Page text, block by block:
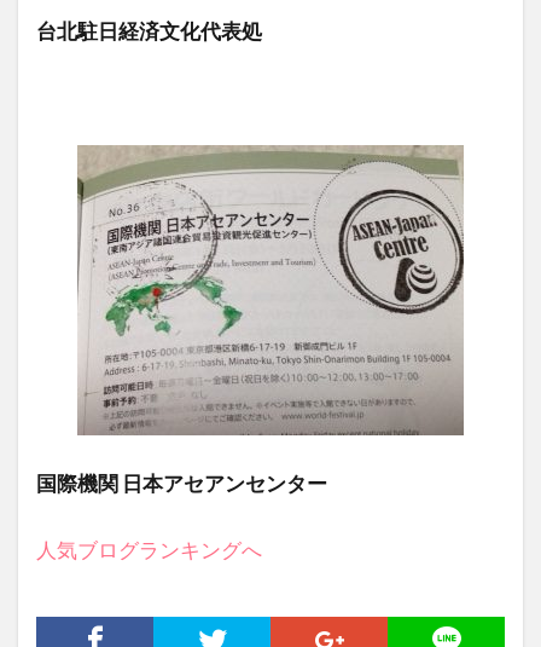
台北駐日経済文化代表処
国際機関 日本アセアンセンター
人気ブログランキングへ